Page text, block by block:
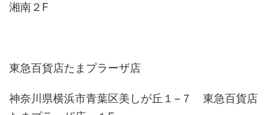
湘南２F
東急百貨店たまプラーザ店
神奈川県横浜市青葉区美しが丘１−７ 東急百貨店